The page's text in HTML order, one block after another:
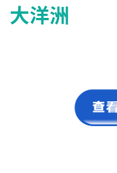
大洋洲